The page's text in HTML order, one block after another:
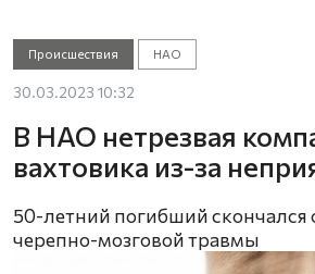
Происшествия НАО
30.03.2023 10:32
В НАО нетрезвая
вахтовика из-за
50-летний погибший скончался
черепно-мозговой травмы